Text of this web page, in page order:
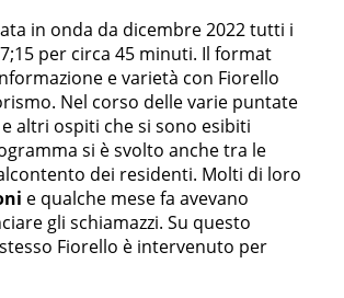
in onda da dicembre 2022 tutti i
per circa 45 minuti. Il format
e varietà con Fiorello
Nel corso delle varie puntate
e altri ospiti che si sono esibiti
si è svolto anche tra le
dei residenti. Molti di loro
e qualche mese fa avevano
gli schiamazzi. Su questo
Fiorello è intervenuto per